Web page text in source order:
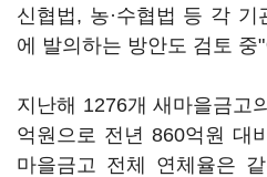
신협법, 농·수협법 등 각
에 발의하는 방안도 검토 중
지난해 1276개 새마을금고
억원으로 전년 860억원 대
마을금고 전체 연체율은